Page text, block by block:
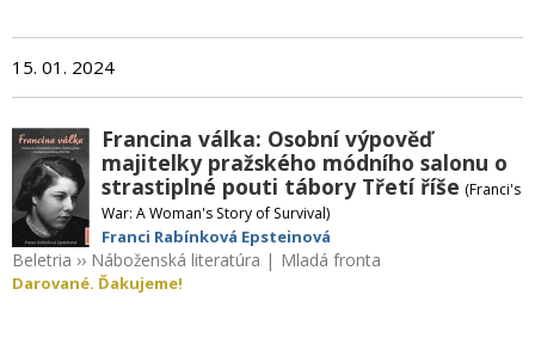
15. 01. 2024
Francina válka: Osobní výpověď
majitelky pražského módního salonu o
strastiplné pouti tábory Třetí říše (Franci's
War: A Woman's Story of Survival)
Franci Rabínková Epsteinová
Beletria ›› Náboženská literatúra | Mladá fronta
Darované. Ďakujeme!